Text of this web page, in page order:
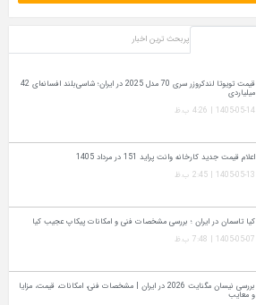
پربحث ترین اخبار
قیمت تویوتا لندکروزر سری 70 مدل 2025 در ایران؛ شاسی‌بلند افسانه‌ای 42
میلیاردی
1405-05-14 | 4:26 ب.ظ
اعلام قیمت جدید کارخانه وانت پراید 151 در مرداد 1405
1405-05-13 | 2:45 ب.ظ
کیا تاسمان در ایران ؛ بررسی مشخصات فنی و امکانات پیکاپ عجیب کیا
1405-05-07 | 7:48 ب.ظ
بررسی نیسان مگنایت 2026 در ایران | مشخصات فنی، امکانات، قیمت، مزایا
و معایب